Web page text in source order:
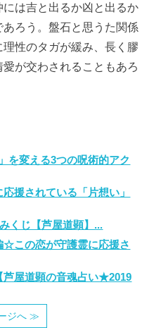
は吉と出るか凶と出るか
ろう。盤石と思うた関係
性のタガが緩み、長く膠
が交わされることもあろ
を変える3つの呪術的アク
援されている「片想い」
くじ【芦屋道顕】...
☆この恋が守護霊に応援さ
芦屋道顕の音魂占い★2019
ジへ ≫